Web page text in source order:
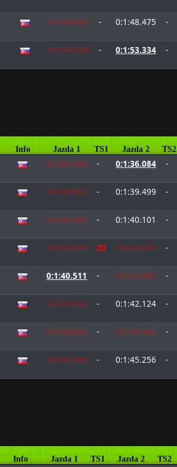
0:1:50.661 - 0:1:48.475 -
0:1:54.078 - 0:1:53.334 -
Info Jazda 1 TS1 Jazda 2 TS2
0:1:39.706 - 0:1:36.084 -
0:1:40.543 - 0:1:39.499 -
0:1:40.857 - 0:1:40.101 -
0:2:14.706 20 0:1:40.224 -
0:1:40.511 - 0:1:41.860 -
0:1:45.353 - 0:1:42.124 -
0:1:49.822 - 0:1:45.462 -
0:1:48.168 - 0:1:45.256 -
Info Jazda 1 TS1 Jazda 2 TS2